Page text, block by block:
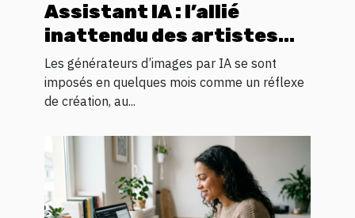
Assistant IA : l’allié
inattendu des artistes
numériques en quête
d’inspiration visuelle
Les générateurs d’images par IA se sont
imposés en quelques mois comme un réflexe
de création, au...